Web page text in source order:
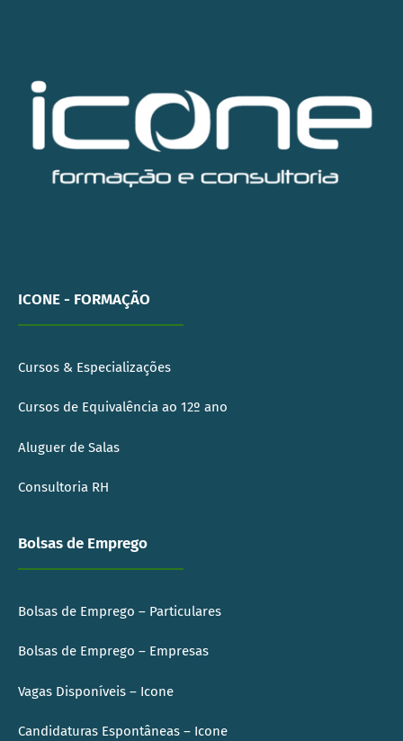
ICONE - FORMAÇÃO
Cursos & Especializações
Cursos de Equivalência ao 12º ano
Aluguer de Salas
Consultoria RH
Bolsas de Emprego
Bolsas de Emprego – Particulares
Bolsas de Emprego – Empresas
Vagas Disponíveis – Icone
Candidaturas Espontâneas – Icone